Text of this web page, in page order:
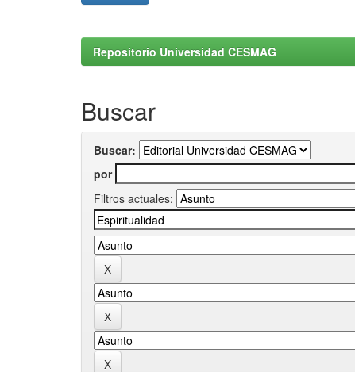
Repositorio Universidad CESMAG
Buscar
Buscar:
por
Filtros actuales: